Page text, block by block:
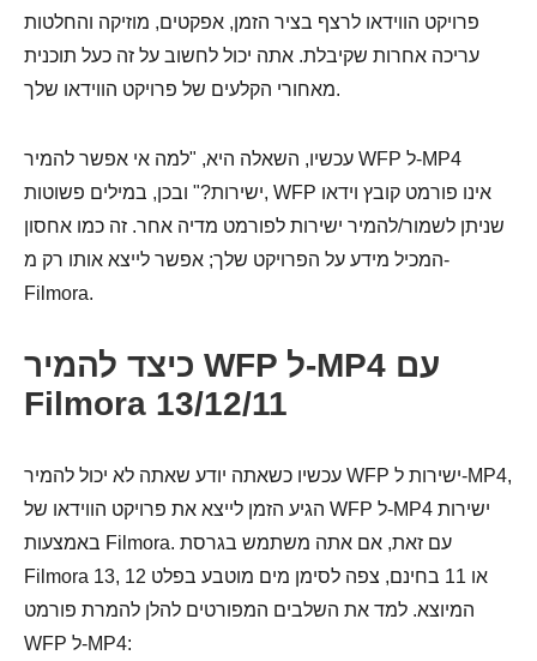
פרויקט הווידאו לרצף בציר הזמן, אפקטים, מוזיקה והחלטות
עריכה אחרות שקיבלת. אתה יכול לחשוב על זה כעל תוכנית
מאחורי הקלעים של פרויקט הווידאו שלך.
עכשיו, השאלה היא, "למה אי אפשר להמיר WFP ל-MP4
ישירות?" ובכן, במילים פשוטות, WFP אינו פורמט קובץ וידאו
שניתן לשמור/להמיר ישירות לפורמט מדיה אחר. זה כמו אחסון
המכיל מידע על הפרויקט שלך; אפשר לייצא אותו רק מ-
Filmora.
כיצד להמיר WFP ל-MP4 עם
Filmora 13/12/11
עכשיו כשאתה יודע שאתה לא יכול להמיר WFP ישירות ל-MP4,
הגיע הזמן לייצא את פרויקט הווידאו של WFP ל-MP4 ישירות
באמצעות Filmora. עם זאת, אם אתה משתמש בגרסת
Filmora 13, 12 או 11 בחינם, צפה לסימן מים מוטבע בפלט
המיוצא. למד את השלבים המפורטים להלן להמרת פורמט
WFP ל-MP4: